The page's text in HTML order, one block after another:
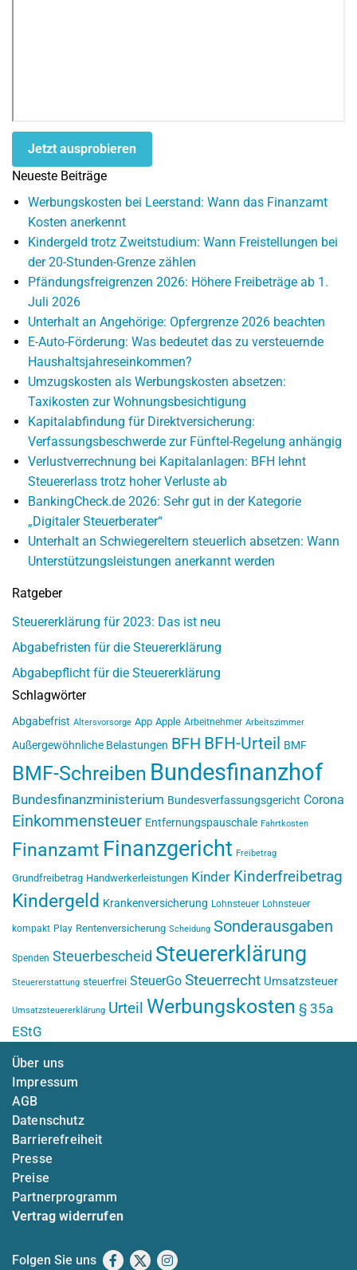
Jetzt ausprobieren
Neueste Beiträge
Werbungskosten bei Leerstand: Wann das Finanzamt
Kosten anerkennt
Kindergeld trotz Zweitstudium: Wann Freistellungen bei
der 20-Stunden-Grenze zählen
Pfändungsfreigrenzen 2026: Höhere Freibeträge ab 1.
Juli 2026
Unterhalt an Angehörige: Opfergrenze 2026 beachten
E-Auto-Förderung: Was bedeutet das zu versteuernde
Haushaltsjahreseinkommen?
Umzugskosten als Werbungskosten absetzen:
Taxikosten zur Wohnungsbesichtigung
Kapitalabfindung für Direktversicherung:
Verfassungsbeschwerde zur Fünftel-Regelung anhängig
Verlustverrechnung bei Kapitalanlagen: BFH lehnt
Steuererlass trotz hoher Verluste ab
BankingCheck.de 2026: Sehr gut in der Kategorie
„Digitaler Steuerberater“
Unterhalt an Schwiegereltern steuerlich absetzen: Wann
Unterstützungsleistungen anerkannt werden
Ratgeber
Steuererklärung für 2023: Das ist neu
Abgabefristen für die Steuererklärung
Abgabepflicht für die Steuererklärung
Schlagwörter
Abgabefrist Altersvorsorge App Apple Arbeitnehmer Arbeitszimmer
Außergewöhnliche Belastungen BFH BFH-Urteil BMF
BMF-Schreiben Bundesfinanzhof
Bundesfinanzministerium Bundesverfassungsgericht Corona
Einkommensteuer Entfernungspauschale Fahrtkosten
Finanzamt Finanzgericht Freibetrag
Grundfreibetrag Handwerkerleistungen Kinder Kinderfreibetrag
Kindergeld Krankenversicherung Lohnsteuer Lohnsteuer
kompakt Play Rentenversicherung Scheidung Sonderausgaben
Spenden Steuerbescheid Steuererklärung
Steuererstattung steuerfrei SteuerGo Steuerrecht Umsatzsteuer
Umsatzsteuererklärung Urteil Werbungskosten § 35a
EStG
Über uns
Impressum
AGB
Datenschutz
Barrierefreiheit
Presse
Preise
Partnerprogramm
Vertrag widerrufen
Folgen Sie uns Facebook
X Instagram